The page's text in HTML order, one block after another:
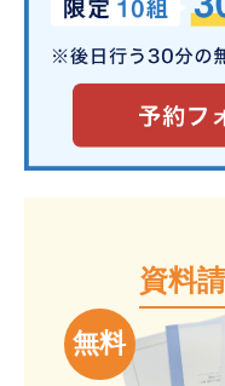
無料
資料